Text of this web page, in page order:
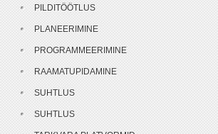
PILDITÖÖTLUS
PLANEERIMINE
PROGRAMMEERIMINE
RAAMATUPIDAMINE
SUHTLUS
SUHTLUS